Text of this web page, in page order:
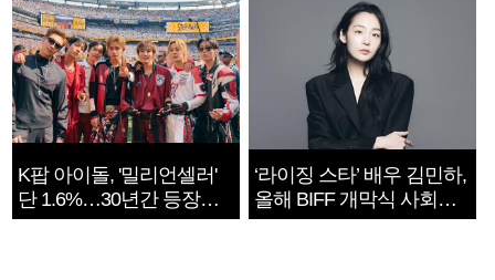
K팝 아이돌, '밀리언셀러'
단 1.6%…30년간 등장
1182개팀 전수조사
‘라이징 스타’ 배우 김민하,
올해 BIFF 개막식 사회자
확정